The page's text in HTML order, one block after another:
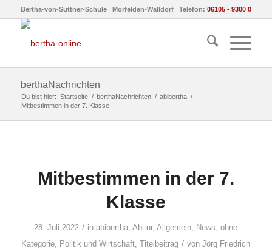
Bertha-von-Suttner-Schule Mörfelden-Walldorf Telefon: 06105 - 9300 0
berthaNachrichten
Du bist hier: Startseite / berthaNachrichten / abibertha /
Mitbestimmen in der 7. Klasse
Mitbestimmen in der 7.
Klasse
28. Juli 2022 / inabibertha,Abitur,Allgemein, News,ohne
Kategorie, Politik und Wirtschaft,Titelbeitrag / vonJörg Friedrich